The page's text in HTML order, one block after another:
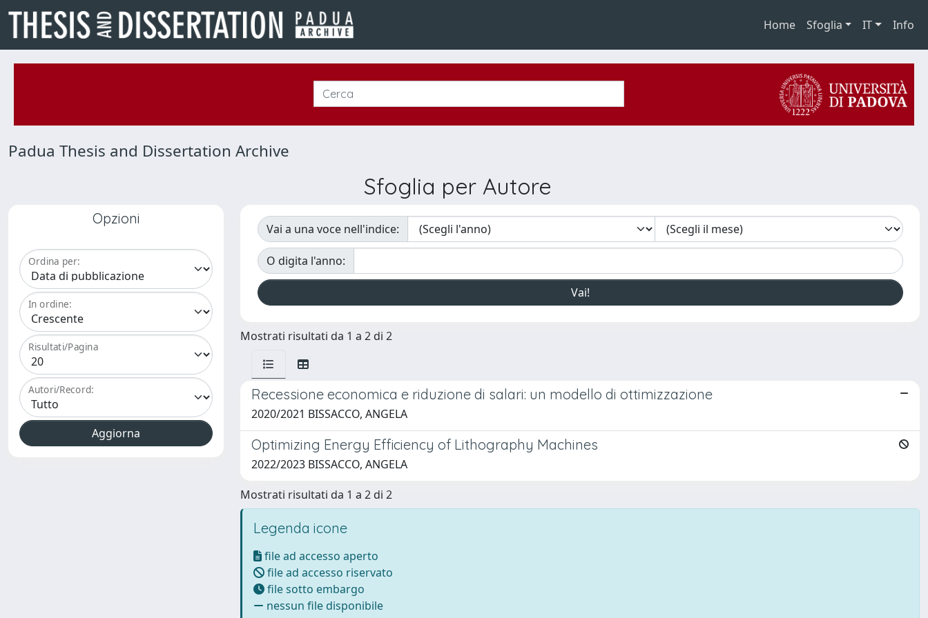
Home Sfoglia IT Info
Padua Thesis and Dissertation Archive
Sfoglia per Autore
Opzioni
Ordina per:
In ordine:
Risultati/Pagina
Autori/Record:
Vai a una voce nell'indice:
O digita l'anno:
Mostrati risultati da 1 a 2 di 2
Recessione economica e riduzione di salari: un modello di ottimizzazione
2020/2021 BISSACCO, ANGELA
Optimizing Energy Efficiency of Lithography Machines
2022/2023 BISSACCO, ANGELA
Mostrati risultati da 1 a 2 di 2
Legenda icone
file ad accesso aperto
file ad accesso riservato
file sotto embargo
nessun file disponibile